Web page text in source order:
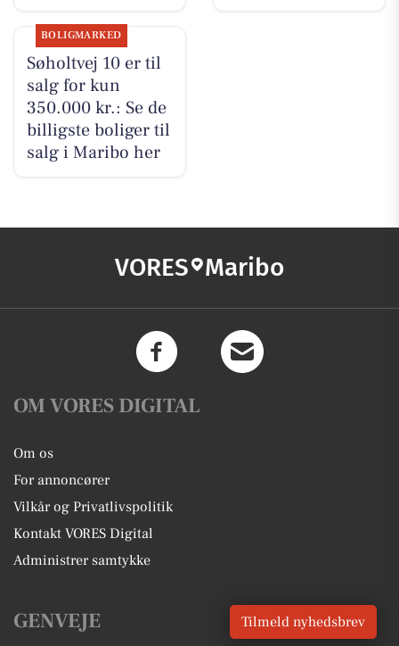
BOLIGMARKED
Søholtvej 10 er til
salg for kun
350.000 kr.: Se de
billigste boliger til
salg i Maribo her
VORES Maribo
OM VORES DIGITAL
Om os
For annoncører
Vilkår og Privatlivspolitik
Kontakt VORES Digital
Administrer samtykke
GENVEJE Tilmeld nyhedsbrev